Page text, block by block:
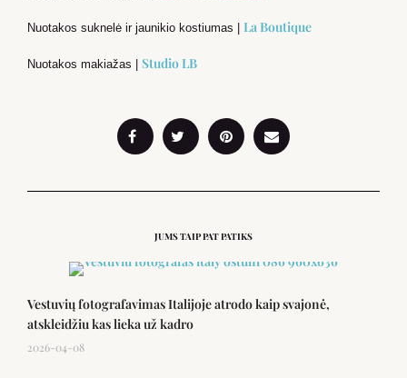
Nuotakos suknelė ir jaunikio kostiumas | La Boutique
Nuotakos makiažas | Studio LB
JUMS TAIP PAT PATIKS
Vestuvių fotografavimas Italijoje atrodo kaip svajonė,
atskleidžiu kas lieka už kadro
2026-04-08